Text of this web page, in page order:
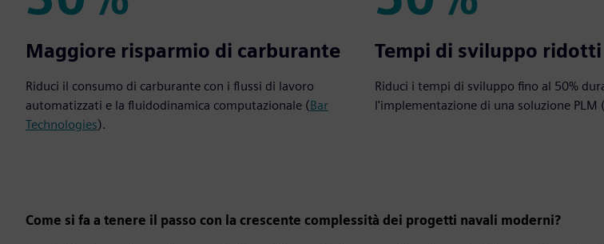
30%
Maggiore risparmio di carburante
Riduci il consumo di carburante con i flussi di lavoro
automatizzati e la fluidodinamica computazionale (Bar
Technologies).
50%
Tempi di sviluppo ridotti
Riduci i tempi di sviluppo fino al 50%
l'implementazione di una soluzione PLM
Come si fa a tenere il passo con la crescente complessità dei progetti navali moderni?